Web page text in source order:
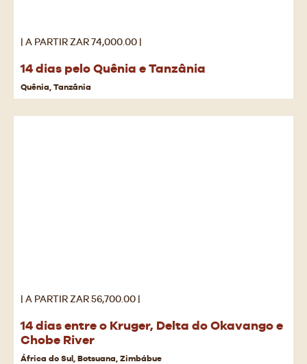
| A PARTIR ZAR 74,000.00 |
14 dias pelo Quênia e Tanzânia
Quênia, Tanzânia
| A PARTIR ZAR 56,700.00 |
14 dias entre o Kruger, Delta do Okavango e
Chobe River
África do Sul, Botsuana, Zimbábue